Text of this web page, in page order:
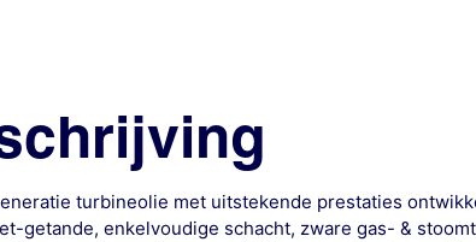
turbineolie met uitstekende prestaties
getande, enkelvoudige schacht, zware gas- &